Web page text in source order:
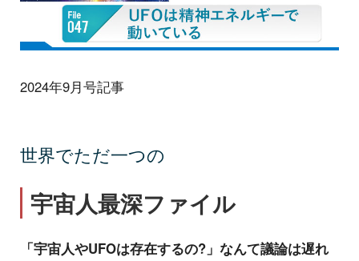
2024年9月号記事
世界でただ一つの
宇宙人最深ファイル
「宇宙人やUFOは存在するの?」なんて議論は遅れ